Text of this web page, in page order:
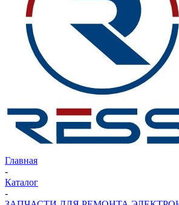
Главная
-
Каталог
-